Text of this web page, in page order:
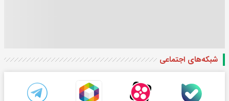
شبکه‌های اجتماعی